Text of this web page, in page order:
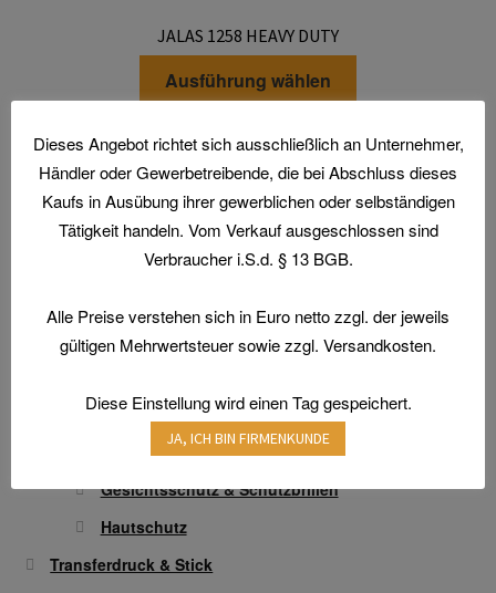
auf
Produktseite
gewählt
werden
JALAS 1258 HEAVY DUTY
Ausführung wählen
Produkt
mehrere
Varianten
auf.
Die
auf
der
gewählt
Home
Arbeitsschutz
Arbeitsschuhe / Sicherheitsschuhe
Arbeitshandschuhe
Atemschutz & Gehörschutz
Gesichtsschutz & Schutzbrillen
Hautschutz
Transferdruck & Stick
Dieses Angebot richtet sich ausschließlich an Unternehmer,
Händler oder Gewerbetreibende, die bei Abschluss dieses
Kaufs in Ausübung ihrer gewerblichen oder selbständigen
Tätigkeit handeln. Vom Verkauf ausgeschlossen sind
Verbraucher i.S.d. § 13 BGB.
Alle Preise verstehen sich in Euro netto zzgl. der jeweils
gültigen Mehrwertsteuer sowie zzgl. Versandkosten.
Diese Einstellung wird einen Tag gespeichert.
JA, ICH BIN FIRMENKUNDE